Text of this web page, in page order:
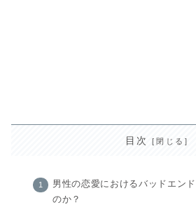
目次
男性の恋愛におけるバッドエン
のか？